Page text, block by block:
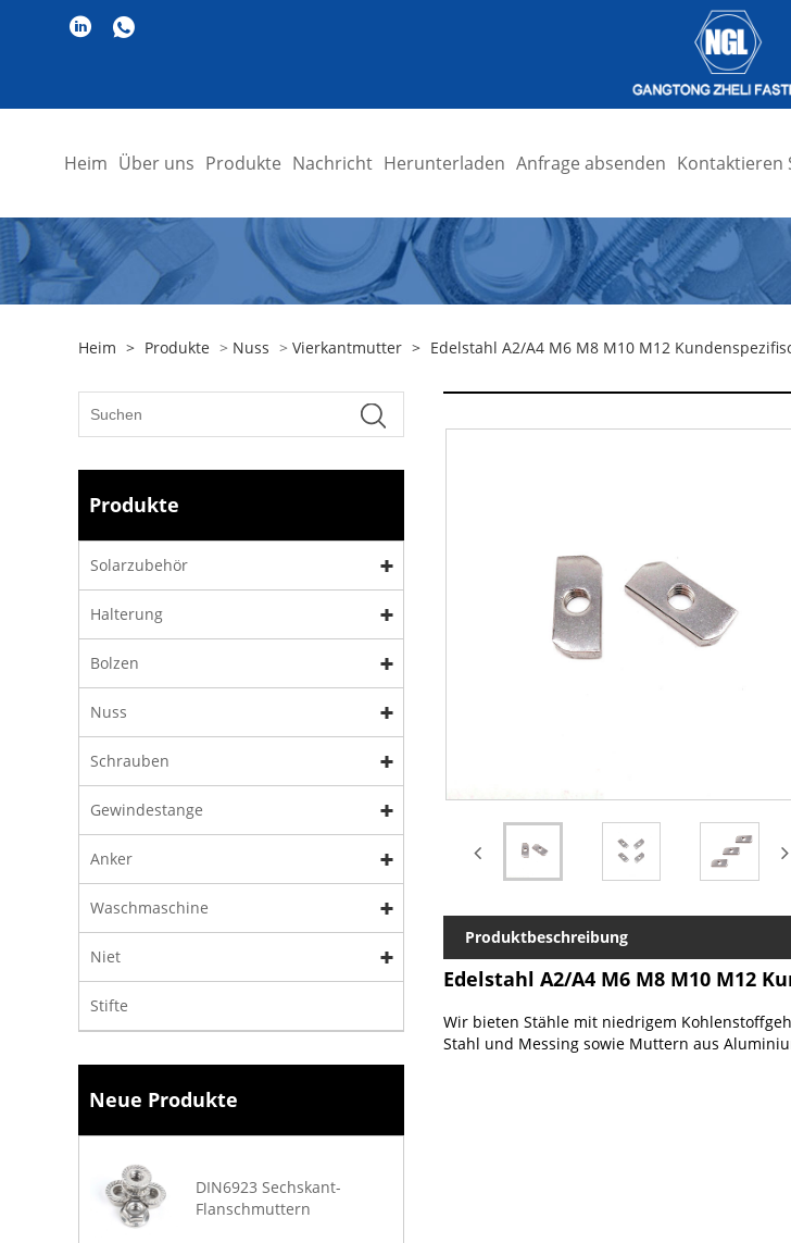
Heim Über uns Produkte Nachricht Herunterladen Anfrage absenden Kontaktieren
Heim > Produkte > Nuss > Vierkantmutter > Edelstahl A2/A4 M6 M8 M10 M12
Produkte
Solarzubehör
Halterung
Bolzen
Nuss
Schrauben
Gewindestange
Anker
Waschmaschine
Niet
Stifte
Neue Produkte
DIN6923 Sechskant-
Flanschmuttern
Produktbeschreibung
Edelstahl A2/A4 M6 M8 M10 M12
Wir bieten Stähle mit niedrigem
Stahl und Messing sowie Muttern aus